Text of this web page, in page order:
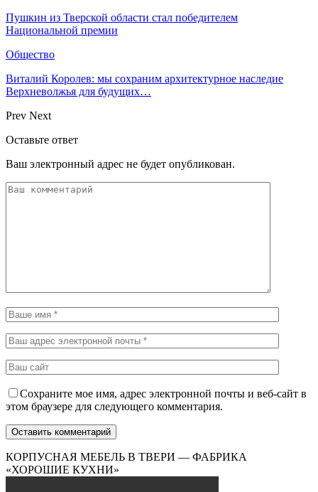
Пушкин из Тверской области стал победителем
Национальной премии
Общество
Виталий Королев: мы сохраним архитектурное наследие
Верхневолжья для будущих…
Prev Next
Оставьте ответ
Ваш электронный адрес не будет опубликован.
Сохраните мое имя, адрес электронной почты и веб-сайт в
этом браузере для следующего комментария.
КОРПУСНАЯ МЕБЕЛЬ В ТВЕРИ — ФАБРИКА
«ХОРОШИЕ КУХНИ»